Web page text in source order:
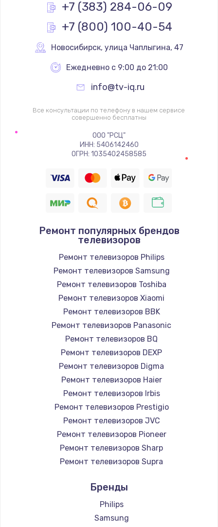
Помехи и искажение звука
Заказать
1400 руб.
Заказать
Восстановление цепи питания, пайка
880 руб.
390 руб.
Замена Bluetooth/Wi-Fi модуля
800 руб.
Замена картридера
Заказать
Замена микросхемы NFC
1100 руб.
Заказать
Замена шим-контроллера
3900 руб.
Заказать
1030 руб.
Заказать
+7 (383) 284-06-09
+7 (800) 100-40-54
Новосибирск, улица Чаплыгина, 47
Ежедневно с 9:00 до 21:00
info@tv-iq.ru
Все консультации по телефону в нашем сервисе
совершенно бесплатны
ООО "РСЦ"
ИНН: 5406142460
ОГРН: 1035402458585
Ремонт популярных брендов
телевизоров
Ремонт телевизоров Philips
Ремонт телевизоров Samsung
Ремонт телевизоров Toshiba
Ремонт телевизоров Xiaomi
Ремонт телевизоров BBK
Ремонт телевизоров Panasonic
Ремонт телевизоров BQ
Ремонт телевизоров DEXP
Ремонт телевизоров Digma
Ремонт телевизоров Haier
Ремонт телевизоров Irbis
Ремонт телевизоров Prestigio
Ремонт телевизоров JVC
Ремонт телевизоров Pioneer
Ремонт телевизоров Sharp
Ремонт телевизоров Supra
Ремонт телевизоров Hisense
Ремонт телевизоров Daewoo
Ремонт телевизоров Centek
Бренды
Philips
Samsung